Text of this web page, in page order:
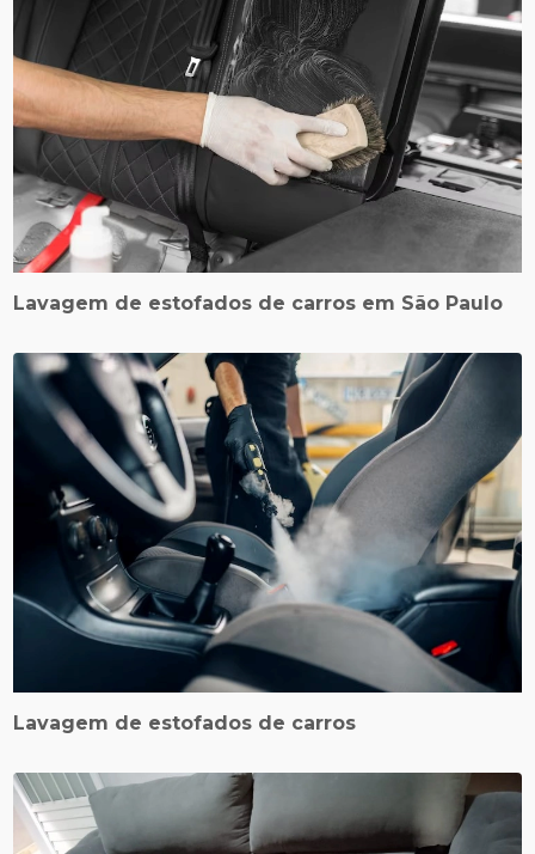
Lavagem de estofados de carros em São Paulo
Lavagem de estofados de carros